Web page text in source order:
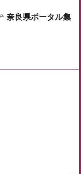
奈良県ポータル集